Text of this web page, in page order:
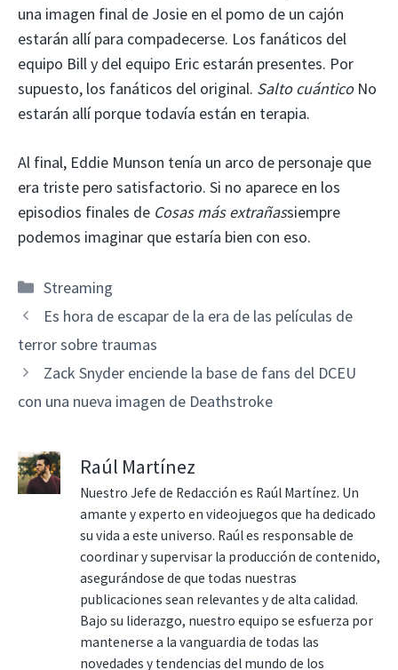
una imagen final de Josie en el pomo de un cajón
estarán allí para compadecerse. Los fanáticos del
equipo Bill y del equipo Eric estarán presentes. Por
supuesto, los fanáticos del original. Salto cuánticoNo
estarán allí porque todavía están en terapia.
Al final, Eddie Munson tenía un arco de personaje que
era triste pero satisfactorio. Si no aparece en los
episodios finales de Cosas más extrañassiempre
podemos imaginar que estaría bien con eso.
Categorías
Streaming
Es hora de escapar de la era de las películas de
terror sobre traumas
Zack Snyder enciende la base de fans del DCEU
con una nueva imagen de Deathstroke
Raúl Martínez
Nuestro Jefe de Redacción es Raúl Martínez. Un
amante y experto en videojuegos que ha dedicado
su vida a este universo. Raúl es responsable de
coordinar y supervisar la producción de contenido,
asegurándose de que todas nuestras
publicaciones sean relevantes y de alta calidad.
Bajo su liderazgo, nuestro equipo se esfuerza por
mantenerse a la vanguardia de todas las
novedades y tendencias del mundo de los